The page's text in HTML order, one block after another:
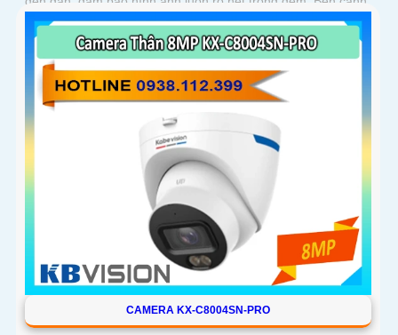
đó, công nghệ giảm nhiễu 3DNR và chống ngược sáng
DWDR giúp camera tái tạo màu sắc chính xác và rõ ràng
trong mọi điều kiện ánh sáng phức tạp như ngược sáng
mạnh hay thiếu sáng
CAMERA KX-C8004SN-PRO